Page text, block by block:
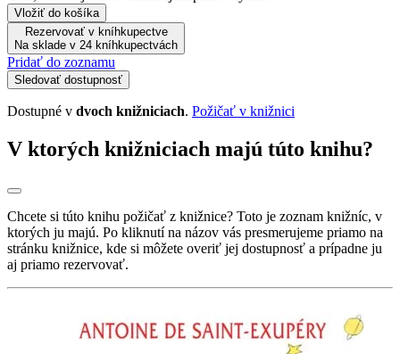
Vložiť do košíka
Rezervovať v kníhkupectve
Na sklade v 24 kníhkupectvách
Pridať do zoznamu
Sledovať dostupnosť
Dostupné v dvoch knižniciach. Požičať v knižnici
V ktorých knižniciach majú túto knihu?
Chcete si túto knihu požičať z knižnice? Toto je zoznam knižníc, v
ktorých ju majú. Po kliknutí na názov vás presmerujeme priamo na
stránku knižnice, kde si môžete overiť jej dostupnosť a prípadne ju
aj priamo rezervovať.